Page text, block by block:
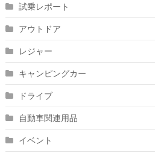
試乗レポート
アウトドア
レジャー
キャンピングカー
ドライブ
自動車関連用品
イベント